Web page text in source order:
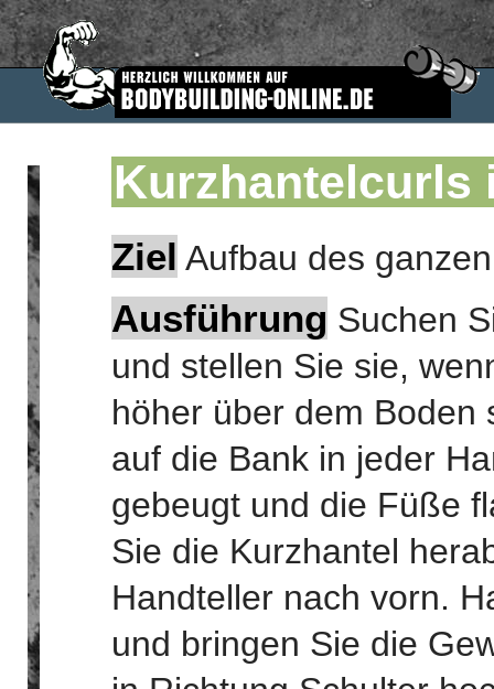
Kurzhantelcurls
Ziel Aufbau des
Ausführung Suchen
und stellen Sie sie,
höher über dem Boden
auf die Bank in jeder
gebeugt und die Füße
Sie die Kurzhantel
Handteller nach vorn.
und bringen Sie die